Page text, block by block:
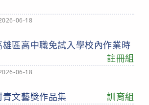
06-18
雄區高中職免試入學校內作業時
註冊組
06-18
訓育組
青文藝獎作品集